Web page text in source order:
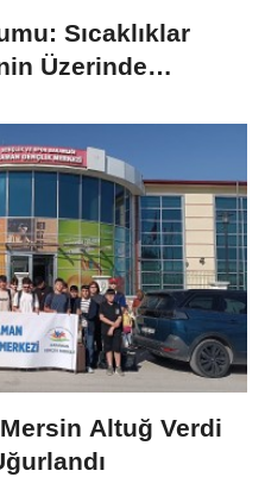
Sıcaklıklar
Üzerinde
Altuğ Verdi